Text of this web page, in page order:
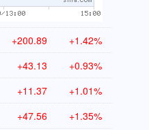
+200.89 +1.42%
+43.13 +0.93%
+11.37 +1.01%
+47.56 +1.35%